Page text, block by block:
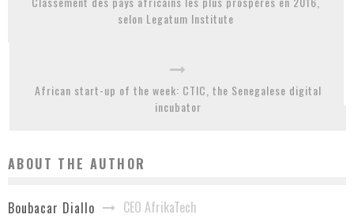
selon Legatum Institute
African start-up of the week: CTIC, the Senegalese digital
incubator
ABOUT THE AUTHOR
Boubacar Diallo CEO AfrikaTech